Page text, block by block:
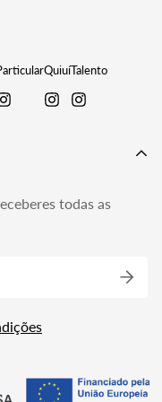
QuiuíTalento
todas as